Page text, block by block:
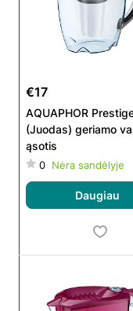
€17
AQUAPHOR Prestige A5
(Juodas) geriamo
ąsotis
0 Nėra sandėlyje
Daugiau